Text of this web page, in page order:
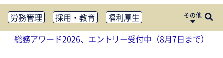
労務管理 採用・教育
福利厚生
健康経営
働き方改革
法務・コンプライアンス
その他
総務アワード2026、エントリー受付中（8月7日まで）